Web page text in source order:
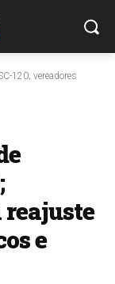
120; vereadores
e